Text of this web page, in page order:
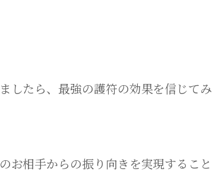
したら、最強の護符の効果を信じてみ
お相手からの振り向きを実現すること